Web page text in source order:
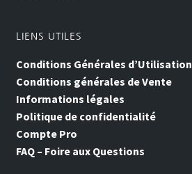
LIENS UTILES
Conditions Générales d’Utilisation
Conditions générales de Vente
Informations légales
Politique de confidentialité
Compte Pro
FAQ – Foire aux Questions